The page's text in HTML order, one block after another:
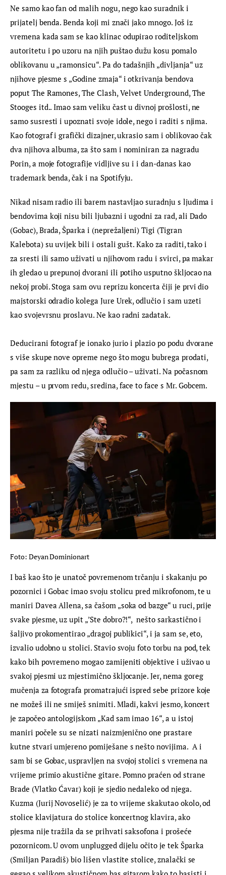
Ne samo kao fan od malih nogu, nego kao suradnik i
prijatelj benda. Benda koji mi znači jako mnogo. Još iz
vremena kada sam se kao klinac odupirao roditeljskom
autoritetu i po uzoru na njih puštao dužu kosu pomalo
oblikovanu u „ramonsicu“. Pa do tadašnjih „divljanja“ uz
njihove pjesme s „Godine zmaja“ i otkrivanja bendova
poput The Ramones, The Clash, Velvet Underground, The
Stooges itd.. Imao sam veliku čast u divnoj prošlosti, ne
samo susresti i upoznati svoje idole, nego i raditi s njima.
Kao fotograf i grafički dizajner, ukrasio sam i oblikovao čak
dva njihova albuma, za što sam i nominiran za nagradu
Porin, a moje fotografije vidljive su i i dan-danas kao
trademark benda, čak i na Spotifyju.
Nikad nisam radio ili barem nastavljao suradnju s ljudima i
bendovima koji nisu bili ljubazni i ugodni za rad, ali Dado
(Gobac), Brada, Šparka i (neprežaljeni) Tigi (Tigran
Kalebota) su uvijek bili i ostali gušt. Kako za raditi, tako i
za sresti ili samo uživati u njihovom radu i svirci, pa makar
ih gledao u prepunoj dvorani ili potiho usputno škljocao na
nekoj probi. Stoga sam ovu reprizu koncerta čiji je prvi dio
majstorski odradio kolega Jure Urek, odlučio i sam uzeti
kao svojevrsnu proslavu. Ne kao radni zadatak.
Deducirani fotograf je ionako jurio i plazio po podu dvorane
s više skupe nove opreme nego što mogu bubrega prodati,
pa sam za razliku od njega odlučio – uživati. Na počasnom
mjestu – u prvom redu, sredina, face to face s Mr. Gobcem.
Foto: Deyan Dominionart
I baš kao što je unatoč povremenom trčanju i skakanju po
pozornici i Gobac imao svoju stolicu pred mikrofonom, te u
maniri Davea Allena, sa čašom „soka od bazge“ u ruci, prije
svake pjesme, uz upit „’Ste dobro?!“,  nešto sarkastično i
šaljivo prokomentirao „dragoj publikici“, i ja sam se, eto,
izvalio udobno u stolici. Stavio svoju foto torbu na pod, tek
kako bih povremeno mogao zamijeniti objektive i uživao u
svakoj pjesmi uz mjestimično škljocanje. Jer, nema goreg
mučenja za fotografa promatrajući ispred sebe prizore koje
ne možeš ili ne smiješ snimiti. Mladi, kakvi jesmo, koncert
je započeo antologijskom „Kad sam imao 16“, a u istoj
maniri počele su se nizati naizmjenično one prastare
kutne stvari umjereno pomiješane s nešto novijima.  A i
sam bi se Gobac, uspravljen na svojoj stolici s vremena na
vrijeme primio akustične gitare. Pomno praćen od strane
Brade (Vlatko Ćavar) koji je sjedio nedaleko od njega.
Kuzma (Jurij Novoselić) je za to vrijeme skakutao okolo, od
stolice klavijatura do stolice koncertnog klavira, ako
pjesma nije tražila da se prihvati saksofona i prošeće
pozornicom. U ovom unplugged dijelu očito je tek Šparka
(Smiljan Paradiš) bio lišen vlastite stolice, znalački se